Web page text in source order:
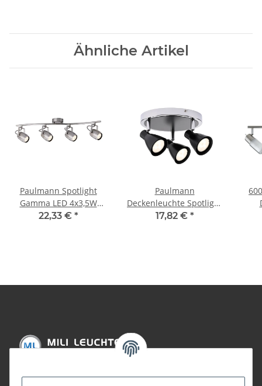
Ähnliche Artikel
Paulmann Spotlight
Gamma LED 4x3,5W
GU10 230V Nickel
22,33 € *
Paulmann
Deckenleuchte Spotlight
2Simple LED 3x3,5W
17,82 € *